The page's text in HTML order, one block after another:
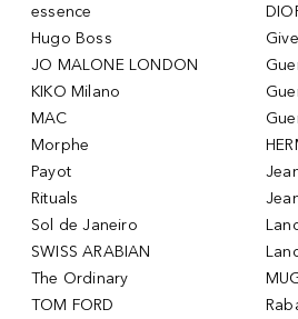
essence
Hugo Boss
JO MALONE LONDON
KIKO Milano
MAC
Morphe
Payot
Rituals
Sol de Janeiro
SWISS ARABIAN
The Ordinary
TOM FORD